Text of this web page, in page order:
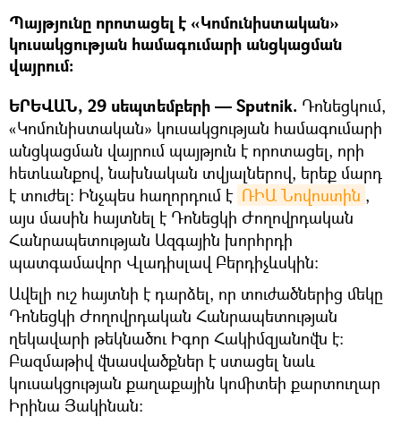
Պայթյունը որոտացել է «Կոմունիստական»
կուսակցության համագումարի անցկացման
վայրում։
ԵՐԵՎԱՆ, 29 սեպտեմբերի — Sputnik. Դոնեցկում,
«Կոմունիստական» կուսակցության համագումարի
անցկացման վայրում պայթյուն է որոտացել, որի
հետևանքով, նախնական տվյալներով, երեք մարդ
է տուժել: Ինչպես հաղորդում է ՌԻԱ Նովոստին ,
այս մասին հայտնել է Դոնեցկի Ժողովրդական
Հանրապետության Ազգային խորհրդի
պատգամավոր Վլադիսլավ Բերդիչևսկին:
Ավելի ուշ հայտնի է դարձել, որ տուժածներից մեկը
Դոնեցկի Ժողովրդական Հանրապետության
ղեկավարի թեկնածու Իգոր Հակիմզյանովն է:
Բազմաթիվ վնասվածքներ է ստացել նաև
կուսակցության քաղաքային կոմիտեի քարտուղար
Իրինա Յակինան: